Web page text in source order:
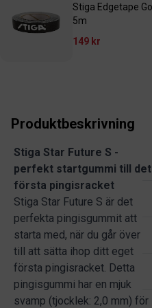
Stiga Edgetape
5m
149 kr
Produktbeskrivning
Stiga Star Future S -
perfekt startgummi till det
första pingisracket
Stiga Star Future S är det
perfekta pingisgummit att
starta med, när du går över
till att sätta ihop ditt eget
första pingisracket. Detta
pingisgummi har en mjuk
svamp (tjocklek: 2,0 mm) för